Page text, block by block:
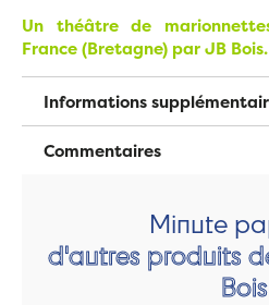
Un théâtre de
France (Bretagne) par JB Bois.
Informations
Commentaires
Minute
d'autres produits
Bois